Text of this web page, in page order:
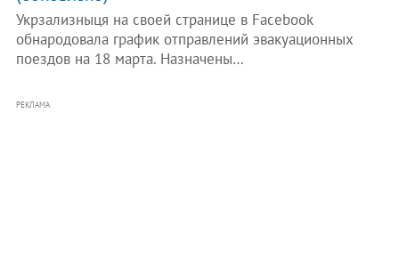
Укрзализныця на своей странице в Facebook
обнародовала график отправлений эвакуационных
поездов на 18 марта. Назначены…
РЕКЛАМА